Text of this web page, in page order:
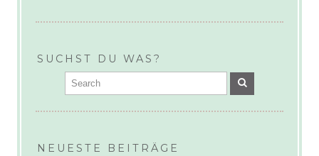
SUCHST DU WAS?
NEUESTE BEITRÄGE